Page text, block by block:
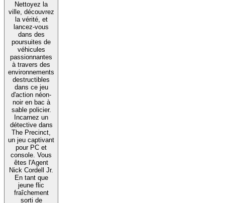
Nettoyez la
ville, découvrez
la vérité, et
lancez-vous
dans des
poursuites de
véhicules
passionnantes
à travers des
environnements
destructibles
dans ce jeu
d'action néon-
noir en bac à
sable policier.
Incarnez un
détective dans
The Precinct,
un jeu captivant
pour PC et
console. Vous
êtes l'Agent
Nick Cordell Jr.
En tant que
jeune flic
fraîchement
sorti de